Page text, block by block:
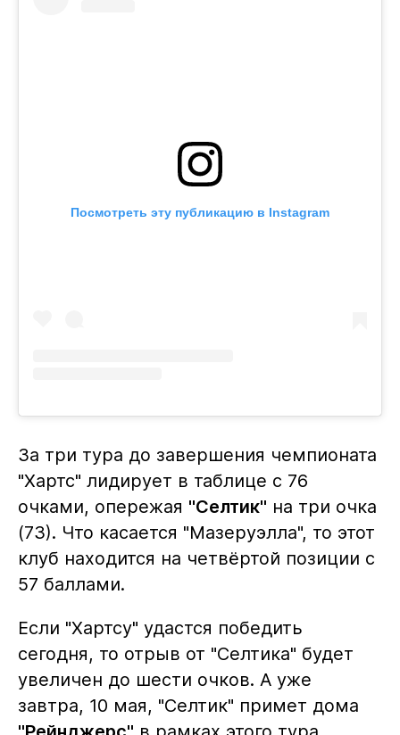
Посмотреть эту публикацию в Instagram
За три тура до завершения чемпионата
"Хартс" лидирует в таблице с 76
очками, опережая "Селтик" на три очка
(73). Что касается "Мазеруэлла", то этот
клуб находится на четвёртой позиции с
57 баллами.
Если "Хартсу" удастся победить
сегодня, то отрыв от "Селтика" будет
увеличен до шести очков. А уже
завтра, 10 мая, "Селтик" примет дома